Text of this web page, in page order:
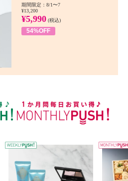
期間限定：8/1〜7
¥13,200
¥5,990 (税込)
54%OFF
WEEKLY PUSH